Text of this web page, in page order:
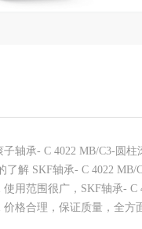
轴承- C 4022 MB/C3-圆
解 SKF轴承- C 4022
使用范围很广，SKF轴承-
格合理，保证质量，全方